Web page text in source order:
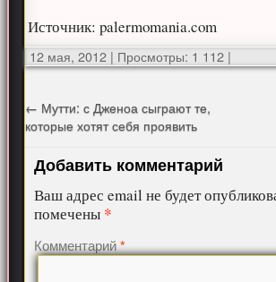
Источник: palermomania.com
12 мая, 2012 | Просмотры: 1 112 |
← Мутти: с Дженоа сыграют те,
которые хотят себя проявить
Добавить комментарий
Ваш адрес email не будет
помечены *
Комментарий*